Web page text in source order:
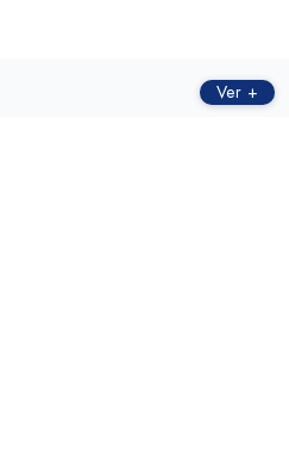
Ver +